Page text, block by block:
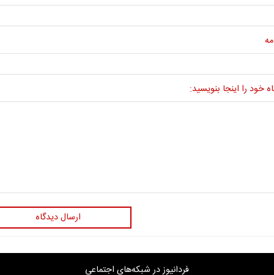
خود را اینجا بنویسید:
ارسال دیدگاه
فردانیوز در شبکه‌های اجتماعی